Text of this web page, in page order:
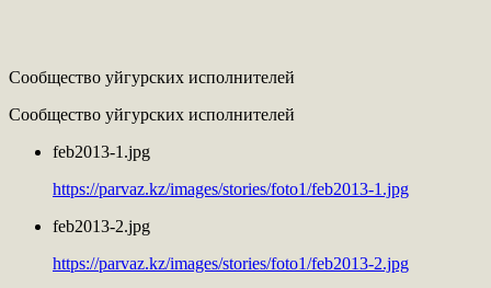
Сообщество уйгурских исполнителей
Сообщество уйгурских исполнителей
feb2013-1.jpg
https://parvaz.kz/images/stories/foto1/feb2013-1.jpg
feb2013-2.jpg
https://parvaz.kz/images/stories/foto1/feb2013-2.jpg